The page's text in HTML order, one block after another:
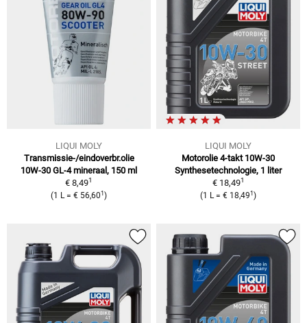
LIQUI MOLY
Transmissie-/eindoverbr.olie
10W-30 GL-4 mineraal, 150 ml
€ 8,491
(1 L= € 56,601 )
LIQUI MOLY
Motorolie 4-takt 10W-30
Synthesetechnologie, 1 liter
€ 18,491
(1 L= € 18,491 )